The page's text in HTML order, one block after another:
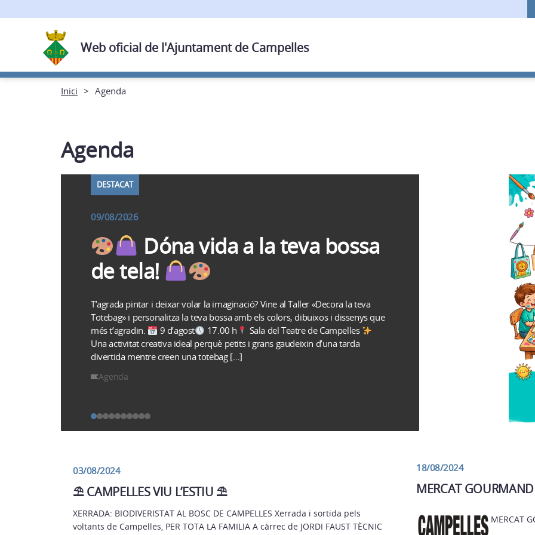
Web oficial de l'Ajuntament de Campelles
Inici Agenda
Agenda
DESTACAT
09/08/2026
Dóna vida a la teva bossa
de tela!
T’agrada pintar i deixar volar la imaginació? Vine al Taller «Decora la teva
Totebag» i personalitza la teva bossa amb els colors, dibuixos i dissenys que
més t’agradin.
9 d’agost 17.00 h
Sala del Teatre de Campelles
Una activitat creativa ideal perquè petits i grans gaudeixin d’una tarda
divertida mentre creen una totebag […]
Agenda
03/08/2024
⛱ CAMPELLES VIU L’ESTIU ⛱
XERRADA: BIODIVERISTAT AL BOSC DE CAMPELLES Xerrada i sortida pels
voltants de Campelles, PER TOTA LA FAMILIA A càrrec de JORDI FAUST TÈCNIC
18/08/2024
MERCAT GOURMAND
MERCAT